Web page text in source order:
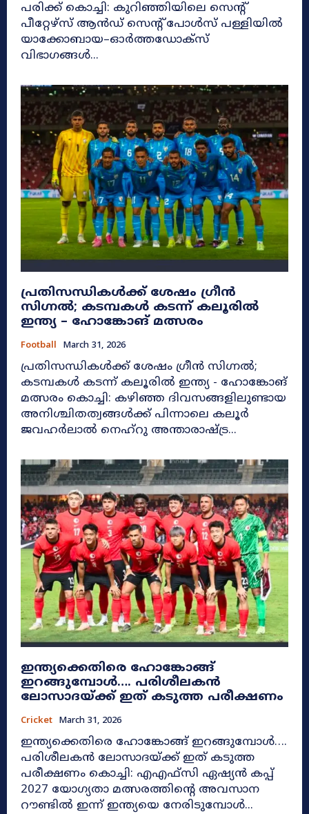
പരിക്ക് കൊച്ചി: കുറിഞ്ഞിയിലെ സെന്റ്
പീറ്റേഴ്സ് ആൻഡ് സെന്റ് പോൾസ് പള്ളിയിൽ
യാക്കോബായ–ഓർത്തഡോക്സ്
വിഭാഗങ്ങൾ...
പ്രതിസന്ധികൾക്ക് ശേഷം ഗ്രീൻ
സിഗ്നൽ; കടമ്പകൾ കടന്ന് കലൂരിൽ
ഇന്ത്യ – ഹോങ്കോങ് മത്സരം
Football March 31, 2026
പ്രതിസന്ധികൾക്ക് ശേഷം ഗ്രീൻ സിഗ്നൽ;
കടമ്പകൾ കടന്ന് കലൂരിൽ ഇന്ത്യ - ഹോങ്കോങ്
മത്സരം കൊച്ചി: കഴിഞ്ഞ ദിവസങ്ങളിലുണ്ടായ
അനിശ്ചിതത്വങ്ങൾക്ക് പിന്നാലെ കലൂർ
ജവഹർലാൽ നെഹ്‌റു അന്താരാഷ്ട്ര...
ഇന്ത്യക്കെതിരെ ഹോങ്കോങ്ങ്
ഇറങ്ങുമ്പോൾ…. പരിശീലകൻ
ലോസാദയ്ക്ക് ഇത് കടുത്ത പരീക്ഷണം
Cricket March 31, 2026
ഇന്ത്യക്കെതിരെ ഹോങ്കോങ്ങ് ഇറങ്ങുമ്പോൾ….
പരിശീലകൻ ലോസാദയ്ക്ക് ഇത് കടുത്ത
പരീക്ഷണം കൊച്ചി: എഎഫ്സി ഏഷ്യൻ കപ്പ്
2027 യോഗ്യതാ മത്സരത്തിന്റെ അവസാന
റൗണ്ടിൽ ഇന്ന് ഇന്ത്യയെ നേരിടുമ്പോൾ...